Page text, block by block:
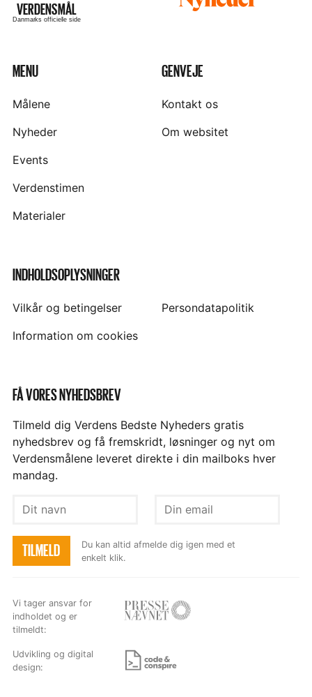
VERDENSMÅL
–
Danmarks officielle side
hjemmesiden
MENU
Målene
Nyheder
Events
Verdenstimen
Materialer
GENVEJE
Kontakt os
Om websitet
INDHOLDSOPLYSNINGER
Vilkår og betingelser
Persondatapolitik
Information om cookies
FÅ VORES NYHEDSBREV
Tilmeld dig Verdens Bedste Nyheders gratis
nyhedsbrev og få fremskridt, løsninger og nyt om
Verdensmålene leveret direkte i din mailboks hver
mandag.
Dit
Din
TILMELD
Du kan altid afmelde dig igen med et
enkelt klik.
Vi tager ansvar for
indholdet og er
tilmeldt:
hjemmesiden
Udvikling og digital
design: